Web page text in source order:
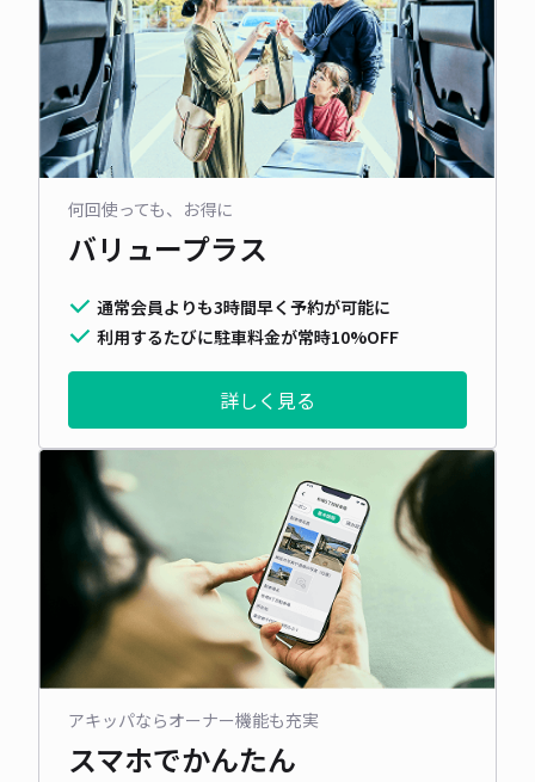
何回使っても、お得に
バリュープラス
通常会員よりも3時間早く予約が可能に
利用するたびに駐車料金が常時10%OFF
詳しく見る
アキッパならオーナー機能も充実
スマホでかんたん